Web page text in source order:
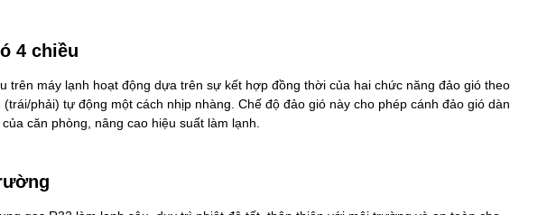
4 chiều
trên máy lạnh hoạt động dựa trên sự kết hợp đồng thời của hai chức năng đảo gió theo
phải) tự động một cách nhịp nhàng. Chế độ đảo gió này cho phép cánh đảo gió dàn
căn phòng, nâng cao hiệu suất làm lạnh.